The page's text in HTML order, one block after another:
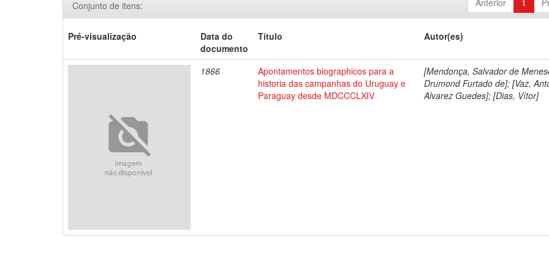
Anterior 1
Conjunto de itens:
Pré-visualização
Data do
documento
Título Autor(es)
1866
Apontamentos biographicos para a
historia das campanhas do Uruguay e
Paraguay desde MDCCCLXIV
[Mendonça, Salvador de
Drumond Furtado de]; [Vaz,
Alvarez Guedes]; [Dias, Vítor]